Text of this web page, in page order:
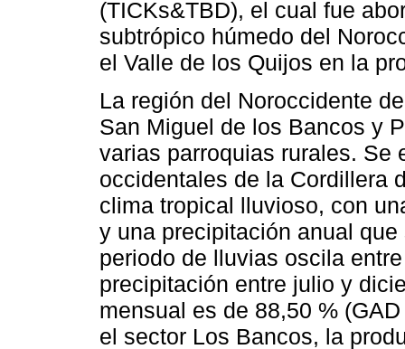
(TICKs&TBD), el cual fue
subtrópico húmedo del
el Valle de los Quijos en la
La región del Noroccidente
San Miguel de los Bancos y
varias parroquias rurales. Se
occidentales de la Cordillera
clima tropical lluvioso, con
y una precipitación anual
periodo de lluvias oscila
precipitación entre julio y
mensual es de 88,50 %
el sector Los Bancos, la